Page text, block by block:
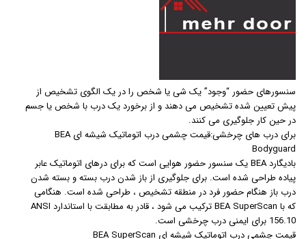
سنسورهای حضور “وجود” یک شی یا شخص را در یک الگوی تشخیص از
پیش تعیین شده تشخیص می دهند و از برخورد یک درب با شخص یا جسم
در حین کار جلوگیری می کنند.
برای درب های چرخشی:قیمت چشمی درب اتوماتیک شیشه ای BEA
Bodyguard
بادیگارد BEA یک سنسور حضور هوایی است که برای درهای اتوماتیک عابر
پیاده طراحی شده است. برای جلوگیری از باز شدن درب بسته و بسته شدن
درب باز هنگام حضور فرد در منطقه تشخیص ، طراحی شده است. هنگامی
که با BEA SuperScan ترکیب می شود ، قادر به مطابقت با استاندارد ANSI
156.10 برای ایمنی درب چرخشی است.
قیمت چشمی درب اتوماتیک شیشه ای BEA SuperScan